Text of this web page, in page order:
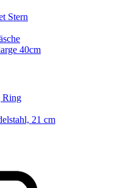
Stern
40cm
Ring
21 cm